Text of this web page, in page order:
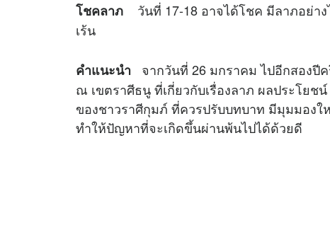
โชคลาภ
วันที่ 17-18 อาจได้โชค มีลาภอย่า
เร้น
คำแนะนำ
จากวันที่ 26 มกราคม ไปอีกสองปี
ณ เขตราศีธนู ที่เกี่ยวกับเรื่องลาภ ผลประโย
ของชาวราศีกุมภ์ ที่ควรปรับบทบาท มีมุมมองใ
ทำให้ปัญหาที่จะเกิดขึ้นผ่านพ้นไปได้ด้วยดี